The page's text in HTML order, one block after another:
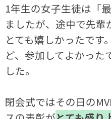
1年生の女子生徒は「
ましたが、途中で先輩
とても嬉しかったです
ど、参加してよかった
した。
閉会式ではその日の